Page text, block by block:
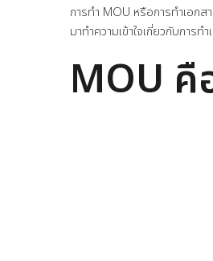
การทำ MOU หรือการทำเอก
มาทำความเข้าใจเกี่ยวกับการ
MOU คื